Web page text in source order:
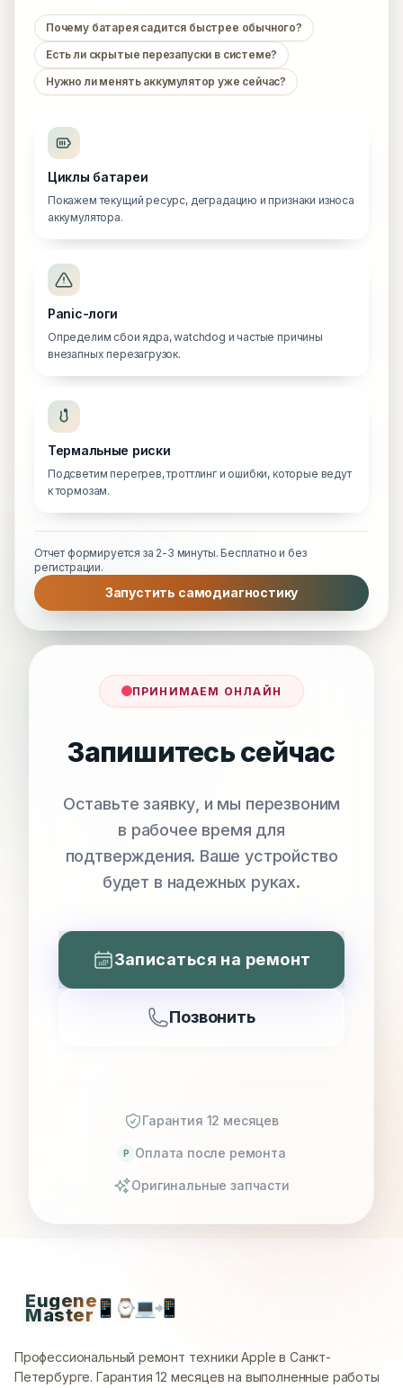
Почему батарея садится быстрее обычного?
Есть ли скрытые перезапуски в системе?
Нужно ли менять аккумулятор уже сейчас?
Циклы батареи
Покажем текущий ресурс, деградацию и признаки износа
аккумулятора.
Panic-логи
Определим сбои ядра, watchdog и частые причины
внезапных перезагрузок.
Термальные риски
Подсветим перегрев, троттлинг и ошибки, которые ведут
к тормозам.
Отчет формируется за 2-3 минуты. Бесплатно и без
регистрации.
Запустить самодиагностику
ПРИНИМАЕМ ОНЛАЙН
Запишитесь сейчас
Оставьте заявку, и мы перезвоним
в рабочее время для
подтверждения. Ваше устройство
будет в надежных руках.
Записаться на ремонт
Позвонить
Гарантия 12 месяцев
P Оплата после ремонта
Оригинальные запчасти
Eugene
Master📱 ⌚💻📲
Профессиональный ремонт техники Apple в Санкт-
Петербурге. Гарантия 12 месяцев на выполненные работы